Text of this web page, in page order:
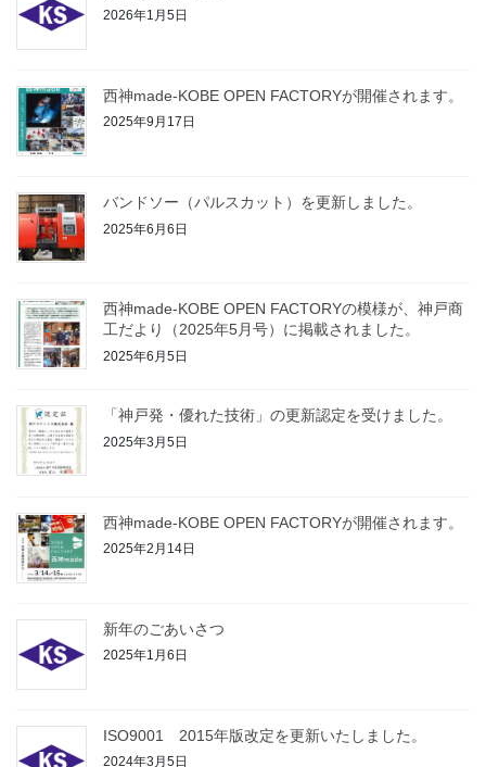
2026年1月5日
西神made-KOBE OPEN FACTORYが開催されます。
2025年9月17日
バンドソー（パルスカット）を更新しました。
2025年6月6日
西神made-KOBE OPEN FACTORYの模様が、神戸商
工だより（2025年5月号）に掲載されました。
2025年6月5日
「神戸発・優れた技術」の更新認定を受けました。
2025年3月5日
西神made-KOBE OPEN FACTORYが開催されます。
2025年2月14日
新年のごあいさつ
2025年1月6日
ISO9001 2015年版改定を更新いたしました。
2024年3月5日